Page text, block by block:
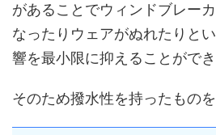
があることでウィンドブレー
なったりウェアがぬれたりと
響を最小限に抑えることができ
そのため撥水性を持ったものを